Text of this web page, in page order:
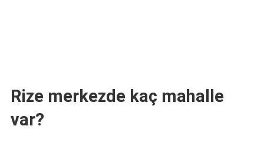
Rize merkezde kaç mahalle
var?